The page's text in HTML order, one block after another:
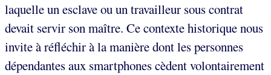
laquelle un esclave ou un travailleur sous contrat
devait servir son maître. Ce contexte historique nous
invite à réfléchir à la manière dont les personnes
dépendantes aux smartphones cèdent volontairement